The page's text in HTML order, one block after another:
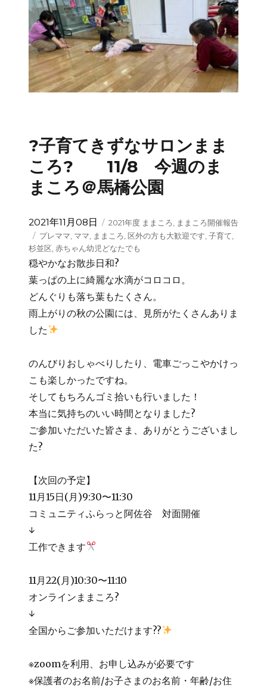
?子育てきずなサロンまま
ころ? 11/8 今週のま
まころ＠馬橋公園
投
稿
日:
2021年11月08日
カ
テ
ゴ
リ
ー
2021年度 ままころ
ままころ開催報告
タ
グ
プレママ ママ ままころ 区外の方も大歓迎です 子育て
杉並区 赤ちゃん幼児どなたでも
穏やかなお散歩日和?
葉っぱの上に綺麗な水滴がコロコロ。
どんぐりも落ち葉もたくさん。
雨上がりの秋の公園には、見所がたくさんありま
した
のんびりおしゃべりしたり、電車ごっこやかけっ
こも楽しかったですね。
そしてもちろんゴミ拾いも行いました！
本当に気持ちのいい時間となりました?
ご参加いただいた皆さま、ありがとうございまし
た?
【次回の予定】
11月15日(月)9:30〜11:30
コミュニティふらっと阿佐谷 対面開催
↓
工作できます
11月22(月)10:30〜11:10
オンラインままころ?
↓
全国からご参加いただけます??
※zoomを利用、お申し込みが必要です
※保護者のお名前/お子さまのお名前・年齢/お住